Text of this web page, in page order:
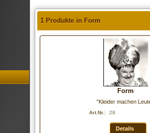
1 Produkte in Form
Form
"Kleider machen
Art.Nr.: 28
Details